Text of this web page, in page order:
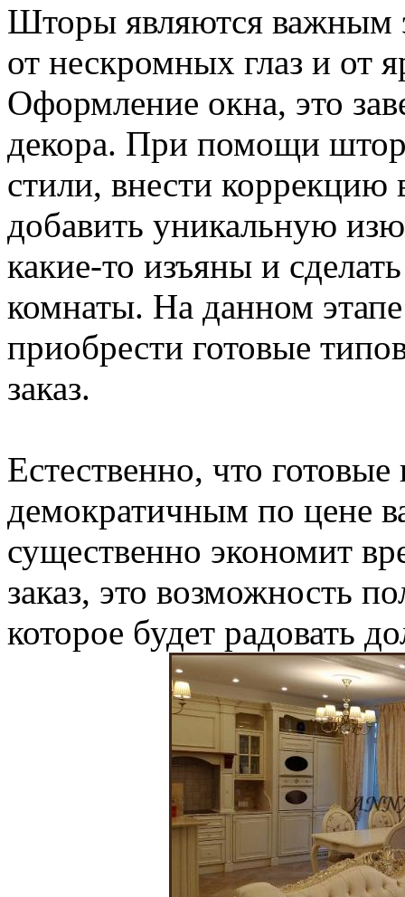
Шторы являются важным
от нескромных глаз и от
Оформление окна, это
декора. При помощи
стили, внести
добавить уникальную
какие-то изъяны и
комнаты. На данном этапе
приобрести готовые
заказ.
Естественно, что
демократичным по цене
существенно экономит
заказ, это возможность
которое будет радовать